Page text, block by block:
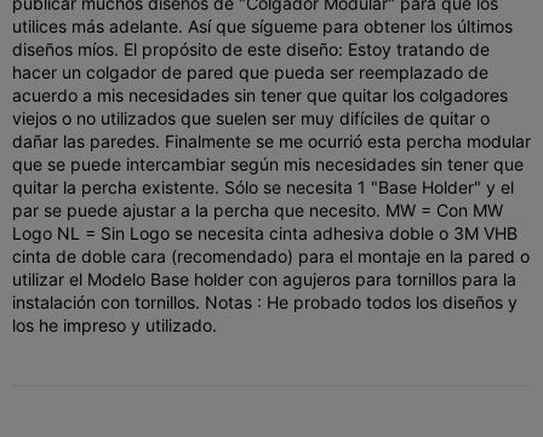
utilices más adelante. Así que sígueme para obtener los últimos
diseños míos. El propósito de este diseño: Estoy tratando de
hacer un colgador de pared que pueda ser reemplazado de
acuerdo a mis necesidades sin tener que quitar los colgadores
viejos o no utilizados que suelen ser muy difíciles de quitar o
dañar las paredes. Finalmente se me ocurrió esta percha modular
que se puede intercambiar según mis necesidades sin tener que
quitar la percha existente. Sólo se necesita 1 "Base Holder" y el
par se puede ajustar a la percha que necesito. MW = Con MW
Logo NL = Sin Logo se necesita cinta adhesiva doble o 3M VHB
cinta de doble cara (recomendado) para el montaje en la pared o
utilizar el Modelo Base holder con agujeros para tornillos para la
instalación con tornillos. Notas : He probado todos los diseños y
los he impreso y utilizado.